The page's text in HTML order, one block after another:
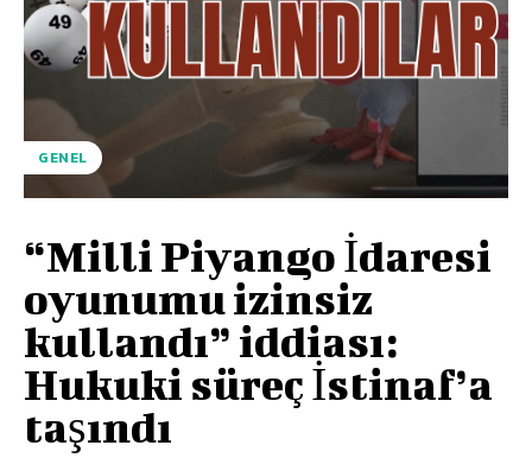
GENEL
“Milli Piyango İdaresi
oyunumu izinsiz
kullandı” iddiası:
Hukuki süreç İstinaf’a
taşındı